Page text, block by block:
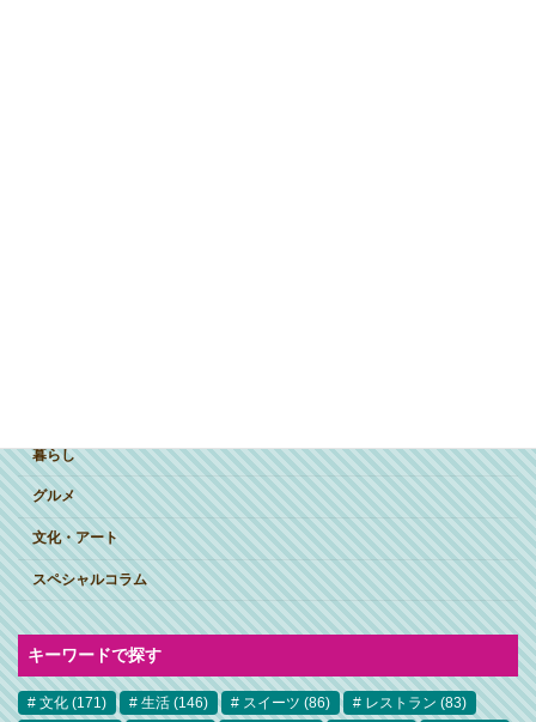
暮らし
グルメ
文化・アート
スペシャルコラム
キーワードで探す
文化 (171) 生活 (146) スイーツ (86) レストラン (83)